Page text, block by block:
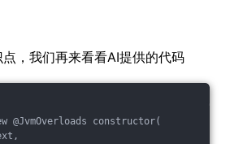
，我们再来看看AI提供的代码
@JvmOverloads constructor(